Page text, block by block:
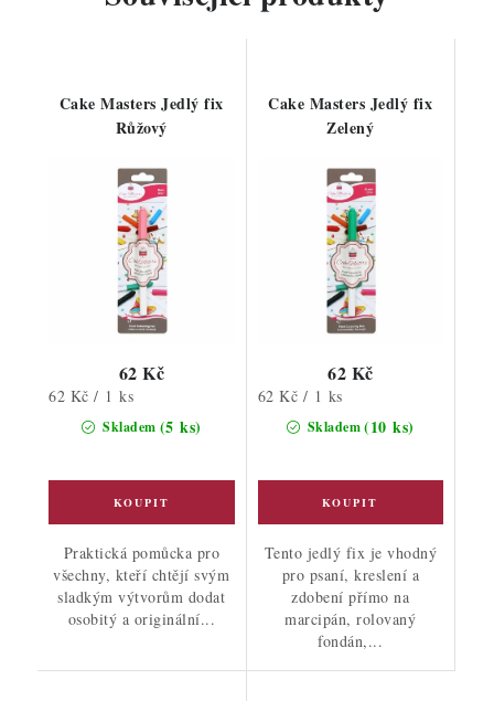
Cake Masters Jedlý fix
Růžový
Skladem (5 ks)
62 Kč
Měrná
62 Kč / 1 ks
Praktická pomůcka pro
všechny, kteří chtějí svým
sladkým výtvorům dodat
osobitý a originální...
Cake Masters Jedlý fix
Zelený
Skladem(10 ks)
62 Kč
Měrná
cena:
62 Kč / 1 ks
Tento jedlý fix je vhodný
pro psaní, kreslení a
zdobení přímo na
marcipán, rolovaný
fondán,...